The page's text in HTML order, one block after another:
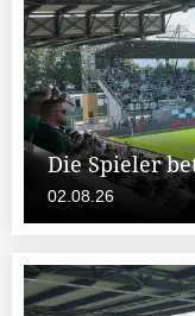
Die Spieler
02.08.26